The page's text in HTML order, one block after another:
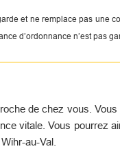
et ne remplace pas une
d’ordonnance n’est pas
de chez vous.
vitale. Vous pourrez
au-Val.